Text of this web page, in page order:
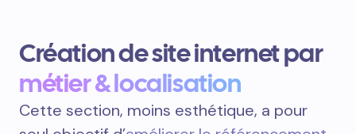
Création de site internet par
métier & localisation
Cette section, moins esthétique, a pour